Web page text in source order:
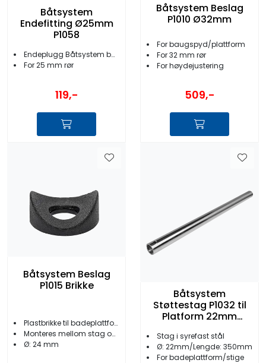
Båtsystem
Endefitting Ø25mm
P1058
Endeplugg Båtsystem badeplattform
For 25 mm rør
119,-
Båtsystem Beslag
P1010 Ø32mm
For baugspyd/plattform
For 32 mm rør
For høydejustering
509,-
Båtsystem Beslag
P1015 Brikke
Plastbrikke til badeplattform
Monteres mellom stag og plattform
Ø: 24 mm
Båtsystem
Støttestag P1032 til
Platform 22mm
Stag i syrefast stål
Ø: 22mm/Lengde: 350mm
For badeplattform/stige